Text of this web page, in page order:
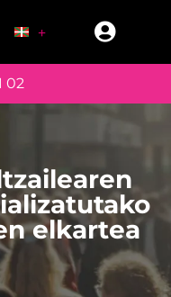
02
elkartea